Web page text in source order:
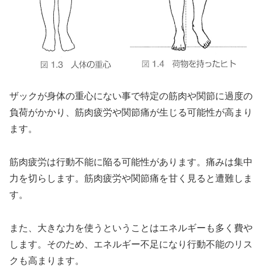
ザックが身体の重心にない事で特定の筋肉や関節に過度の
負荷がかかり、筋肉疲労や関節痛が生じる可能性が高まり
ます。
筋肉疲労は行動不能に陥る可能性があります。痛みは集中
力を切らします。筋肉疲労や関節痛を甘く見ると遭難しま
す。
また、大きな力を使うということはエネルギーも多く費や
します。そのため、エネルギー不足になり行動不能のリス
クも高まります。